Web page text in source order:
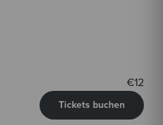
Tickets buchen
€12